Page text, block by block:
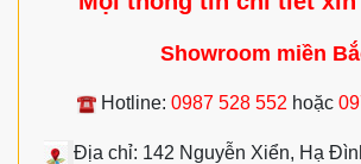
Showroom miền
Hotline: 0987 528 552 hoặc
Địa chỉ: 142 Nguyễn Xiển, Hạ